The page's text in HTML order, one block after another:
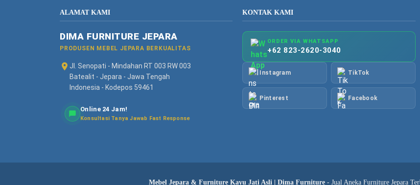
ALAMAT KAMI
DIMA FURNITURE JEPARA
PRODUSEN MEBEL JEPARA BERKUALITAS
Jl. Senopati - Mindahan RT 003 RW 003
Batealit - Jepara - Jawa Tengah
Indonesia - Kodepos 59461
Online 24 Jam!
Konsultasi Tanya Jawab Fast Response
KONTAK KAMI
ORDER VIA WHATSAPP
+62 823-2620-3040
Instagram TikTok
Pinterest Facebook
Mebel Jepara & Furniture Kayu Jati Asli | Dima Furniture- Jual Aneka Furniture Jepara